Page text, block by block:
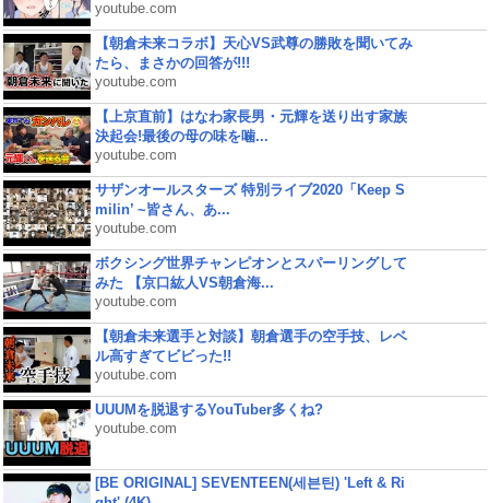
youtube.com
【朝倉未来コラボ】天心VS武尊の勝敗を聞いてみ
たら、まさかの回答が!!!
youtube.com
【上京直前】はなわ家長男・元輝を送り出す家族
決起会!最後の母の味を噛...
youtube.com
サザンオールスターズ 特別ライブ2020「Keep S
milin’ ~皆さん、あ...
youtube.com
ボクシング世界チャンピオンとスパーリングして
みた 【京口紘人VS朝倉海...
youtube.com
【朝倉未来選手と対談】朝倉選手の空手技、レベ
ル高すぎてビビった!!
youtube.com
UUUMを脱退するYouTuber多くね?
youtube.com
[BE ORIGINAL] SEVENTEEN(세븐틴) 'Left & Ri